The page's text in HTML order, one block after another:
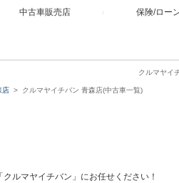
中古車販売店 保険/ロー
クルマヤイ
店 クルマヤイチバン 青森店(中古車一覧)
ルマヤイチバン」にお任せください！